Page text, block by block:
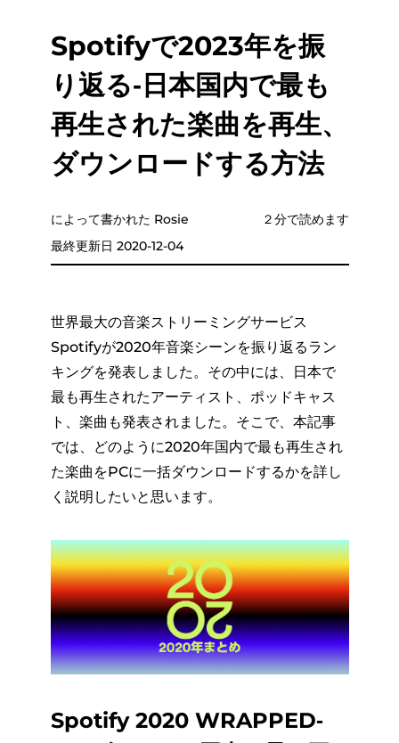
Spotifyで2023年を振
り返る‐日本国内で最も
再生された楽曲を再生、
ダウンロードする方法
によって書かれた Rosie
最終更新日 2020-12-04
２分で読めます
世界最大の音楽ストリーミングサービス
Spotifyが2020年音楽シーンを振り返るラン
キングを発表しました。その中には、日本で
最も再生されたアーティスト、ポッドキャス
ト、楽曲も発表されました。そこで、本記事
では、どのように2020年国内で最も再生され
た楽曲をPCに一括ダウンロードするかを詳し
く説明したいと思います。
Spotify 2020 WRAPPED‐